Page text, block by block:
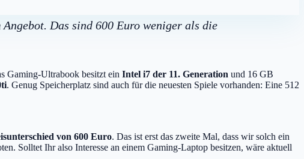
Das sind 600 Euro weniger als die
Gaming-Ultrabook besitzt ein Intel i7 der 11. Generation und 16 GB
. Genug Speicherplatz sind auch für die neuesten Spiele vorhanden: Eine 512
von 600 Euro. Das ist erst das zweite Mal, dass wir solch ein
Solltet Ihr also Interesse an einem Gaming-Laptop besitzen, wäre aktuell